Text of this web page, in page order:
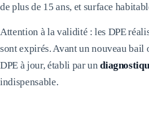
de plus de 15 ans, et surface
Attention à la validité : les DPE
sont expirés. Avant un nouveau bail
DPE à jour, établi par un
indispensable.